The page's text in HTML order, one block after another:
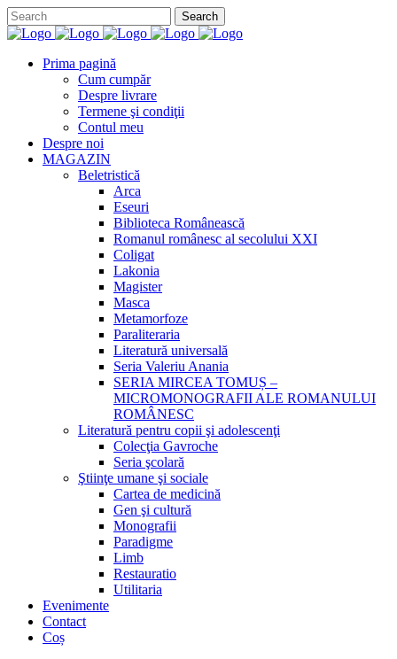
Prima pagină
Cum cumpăr
Despre livrare
Termene şi condiţii
Contul meu
Despre noi
MAGAZIN
Beletristică
Arca
Eseuri
Biblioteca Românească
Romanul românesc al secolului XXI
Coligat
Lakonia
Magister
Masca
Metamorfoze
Paraliteraria
Literatură universală
Seria Valeriu Anania
SERIA MIRCEA TOMUȘ –
MICROMONOGRAFII ALE ROMANULUI
ROMÂNESC
Literatură pentru copii şi adolescenţi
Colecţia Gavroche
Seria şcolară
Ştiinţe umane şi sociale
Cartea de medicină
Gen şi cultură
Monografii
Paradigme
Limb
Restauratio
Utilitaria
Evenimente
Contact
Coș